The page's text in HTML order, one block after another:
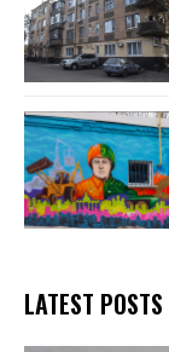
LATEST POSTS